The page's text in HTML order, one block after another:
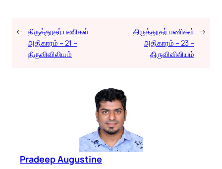
← திருத்தூதர் பணிகள்
அதிகாரம் – 21 –
திருவிவிலியம்
திருத்தூதர் பணிகள்
அதிகாரம் – 23 –
திருவிவிலியம்
→
Pradeep Augustine